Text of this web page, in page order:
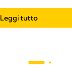
Leggi tutto